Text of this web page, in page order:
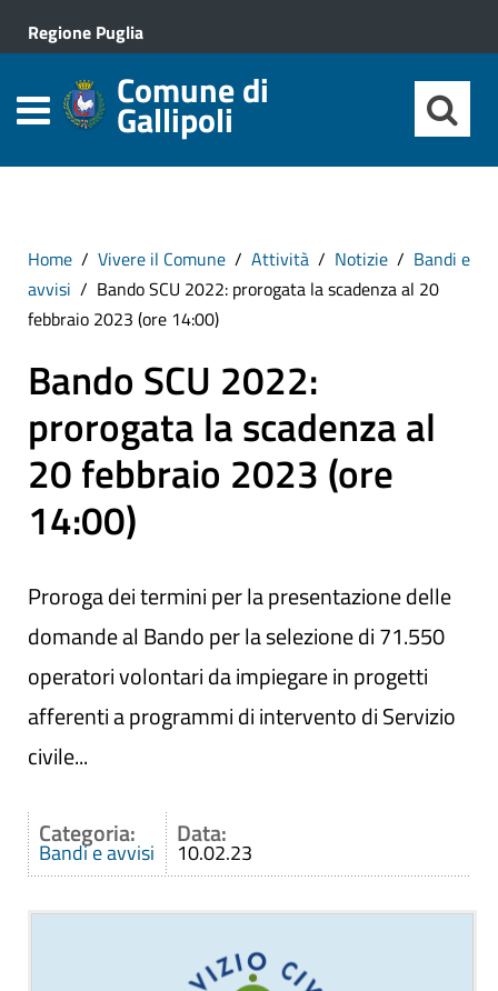
Regione Puglia
Comune di
Gallipoli
Home Vivere il Comune Attività Notizie
Bandi e
avvisi
Bando SCU 2022: prorogata la scadenza al 20
febbraio 2023 (ore 14:00)
Bando SCU 2022:
prorogata la scadenza al
20 febbraio 2023 (ore
14:00)
Proroga dei termini per la presentazione delle
domande al Bando per la selezione di 71.550
operatori volontari da impiegare in progetti
afferenti a programmi di intervento di Servizio
civile...
Categoria:
Bandi e avvisi
Data:
10.02.23